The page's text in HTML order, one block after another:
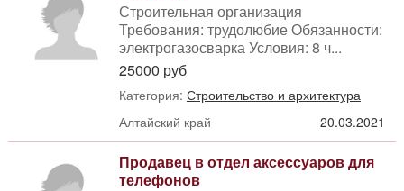
Строительная организация
Требования: трудолюбие Обязанности:
электрогазосварка Условия: 8 ч...
25000 руб
Категория: Строительство и архитектура
Алтайский край
20.03.2021
Продавец в отдел аксессуаров для
телефонов